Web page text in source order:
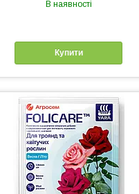
В наявності
Купити